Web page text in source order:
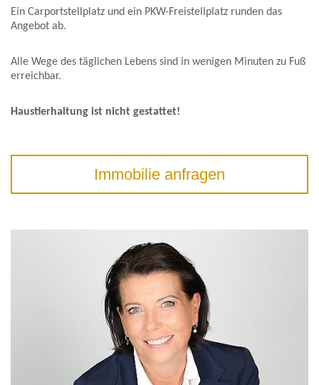
Ein Carportstellplatz und ein PKW-Freistellplatz runden das
Angebot ab.
Alle Wege des täglichen Lebens sind in wenigen Minuten zu Fuß
erreichbar.
Haustierhaltung ist nicht gestattet!
Immobilie anfragen